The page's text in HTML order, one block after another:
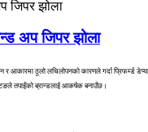
अप जिपर झोला
र आकारमा ठूलो लचिलोपनको कारणले गर्दा
तपाईंको ब्रान्डलाई आकर्षक बनाउँछ।